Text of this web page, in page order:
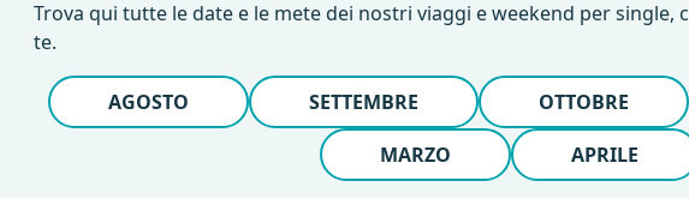
Trova qui tutte le date e le mete dei nostri viaggi e weekend per
te.
AGOSTO SETTEMBRE OTTOBRE
MARZO
APRILE